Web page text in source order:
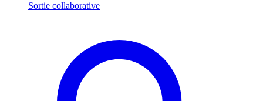
Sortie collaborative